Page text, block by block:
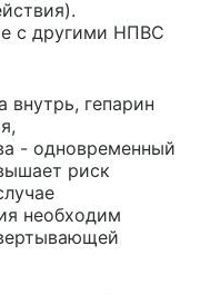
с другими НПВС
внутрь, гепарин
- одновременный
риск
необходим